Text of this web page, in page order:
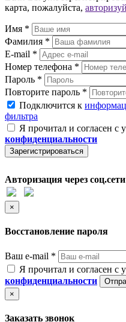
карта, пожалуйста,
Имя *
Фамилия *
E-mail *
Номер телефона *
Пароль *
Повторите пароль *
Подключится к
фильтра
Я прочитал и согласен с
конфиденциальности
Зарегистрироваться
Авторизация через
×
Восстановление пароля
Ваш e-mail *
Я прочитал и согласен с
конфиденциальности
×
Заказать звонок